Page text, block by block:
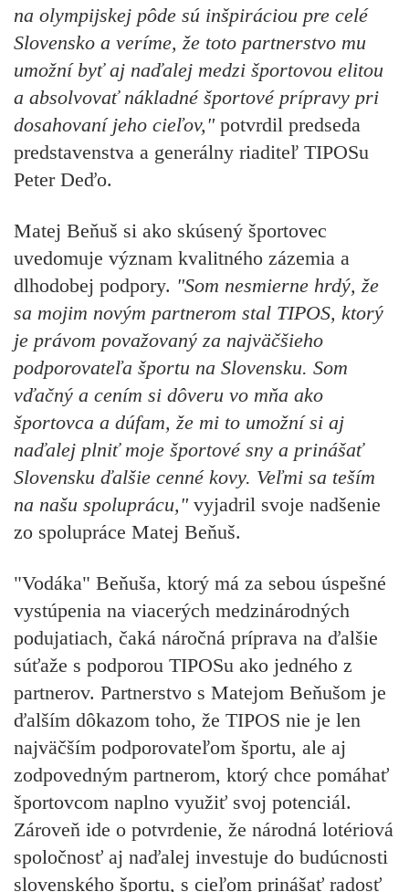
na olympijskej pôde sú inšpiráciou pre celé
Slovensko a veríme, že toto partnerstvo mu
umožní byť aj naďalej medzi športovou elitou
a absolvovať nákladné športové prípravy pri
dosahovaní jeho cieľov," potvrdil predseda
predstavenstva a generálny riaditeľ TIPOSu
Peter Deďo.
Matej Beňuš si ako skúsený športovec
uvedomuje význam kvalitného zázemia a
dlhodobej podpory. "Som nesmierne hrdý, že
sa mojim novým partnerom stal TIPOS, ktorý
je právom považovaný za najväčšieho
podporovateľa športu na Slovensku. Som
vďačný a cením si dôveru vo mňa ako
športovca a dúfam, že mi to umožní si aj
naďalej plniť moje športové sny a prinášať
Slovensku ďalšie cenné kovy. Veľmi sa teším
na našu spoluprácu,"vyjadril svoje nadšenie
zo spolupráce Matej Beňuš.
"Vodáka" Beňuša, ktorý má za sebou úspešné
vystúpenia na viacerých medzinárodných
podujatiach, čaká náročná príprava na ďalšie
súťaže s podporou TIPOSu ako jedného z
partnerov. Partnerstvo s Matejom Beňušom je
ďalším dôkazom toho, že TIPOS nie je len
najväčším podporovateľom športu, ale aj
zodpovedným partnerom, ktorý chce pomáhať
športovcom naplno využiť svoj potenciál.
Zároveň ide o potvrdenie, že národná lotériová
spoločnosť aj naďalej investuje do budúcnosti
slovenského športu, s cieľom prinášať radosť